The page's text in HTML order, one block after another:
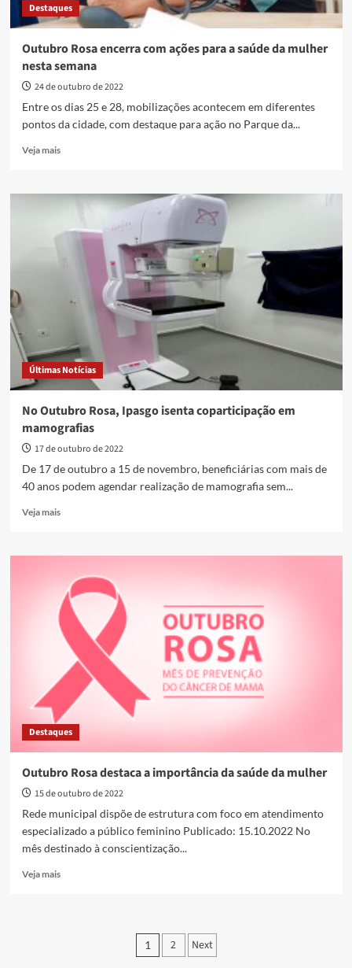
Destaques
Outubro Rosa encerra com ações para a saúde da mulher
nesta semana
24 de outubro de 2022
Entre os dias 25 e 28, mobilizações acontecem em diferentes
pontos da cidade, com destaque para ação no Parque da...
Veja maisRead
Outubro
com
nesta
semana
Últimas Notícias
No Outubro Rosa, Ipasgo isenta coparticipação em
mamografias
17 de outubro de 2022
De 17 de outubro a 15 de novembro, beneficiárias com mais de
40 anos podem agendar realização de mamografia sem...
Veja maisRead
No
Rosa,
Ipasgo
isenta
coparticipação
em
mamografias
Destaques
Outubro Rosa destaca a importância da saúde da mulher
15 de outubro de 2022
Rede municipal dispõe de estrutura com foco em atendimento
especializado a público feminino Publicado: 15.10.2022 No
mês destinado à conscientização...
Veja maisRead
Paginação
1 2 Next